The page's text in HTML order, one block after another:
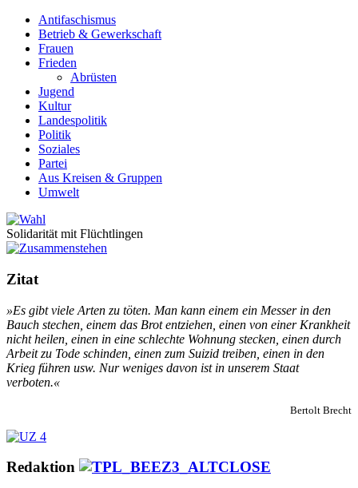
Antifaschismus
Betrieb & Gewerkschaft
Frauen
Frieden
Abrüsten
Jugend
Kultur
Landespolitik
Politik
Soziales
Partei
Aus Kreisen & Gruppen
Umwelt
Solidarität mit Flüchtlingen
Zitat
»Es gibt viele Arten zu töten. Man kann einem ein Messer in den
Bauch stechen, einem das Brot entziehen, einen von einer Krankheit
nicht heilen, einen in eine schlechte Wohnung stecken, einen durch
Arbeit zu Tode schinden, einen zum Suizid treiben, einen in den
Krieg führen usw. Nur weniges davon ist in unserem Staat
verboten.«
Bertolt Brecht
Redaktion